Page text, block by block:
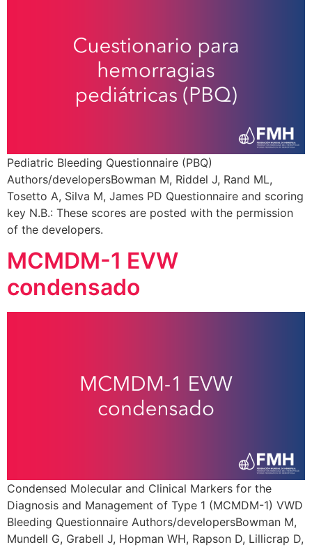
Pediatric Bleeding Questionnaire (PBQ)
Authors/developersBowman M, Riddel J, Rand ML,
Tosetto A, Silva M, James PD Questionnaire and scoring
key N.B.: These scores are posted with the permission
of the developers.
MCMDM-1 EVW
condensado
Condensed Molecular and Clinical Markers for the
Diagnosis and Management of Type 1 (MCMDM-1) VWD
Bleeding Questionnaire Authors/developersBowman M,
Mundell G, Grabell J, Hopman WH, Rapson D, Lillicrap D,